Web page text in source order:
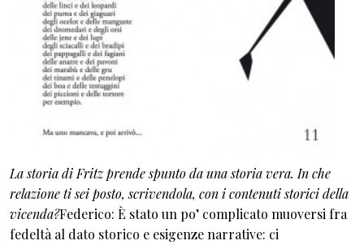
La storia di Fritz prende spunto da una storia vera. In che
relazione ti sei posto, scrivendola, con i contenuti storici della
vicenda?Federico: È stato un po’ complicato muoversi fra
fedeltà al dato storico e esigenze narrative: ci